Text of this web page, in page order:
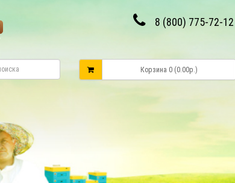
8 (800) 775-72-12
Корзина 0 (0.00р.)